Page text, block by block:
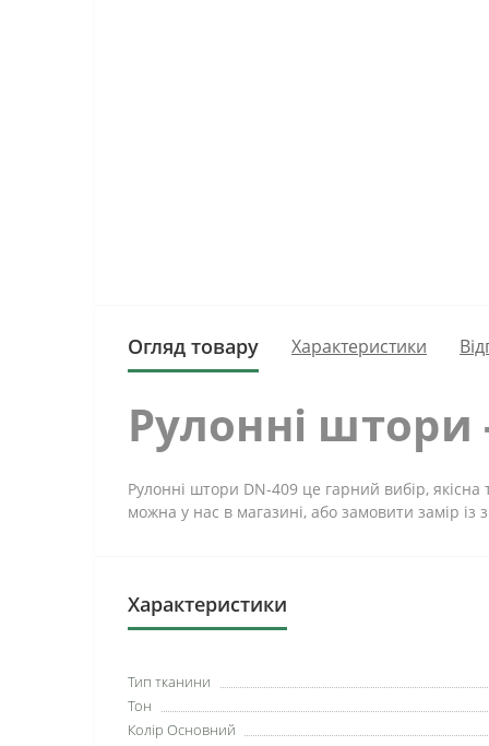
Огляд товару Характеристики
Рулонні штори
Рулонні штори DN-409 це гарний вибір,
можна у нас в магазині, або замовити замір із
Характеристики
Тип тканини
Тон
Колір Основний